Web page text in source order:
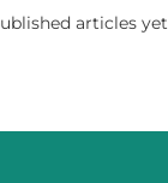
articles yet